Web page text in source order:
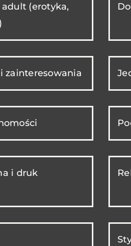
adult (erotyka,
zainteresowania
i druk